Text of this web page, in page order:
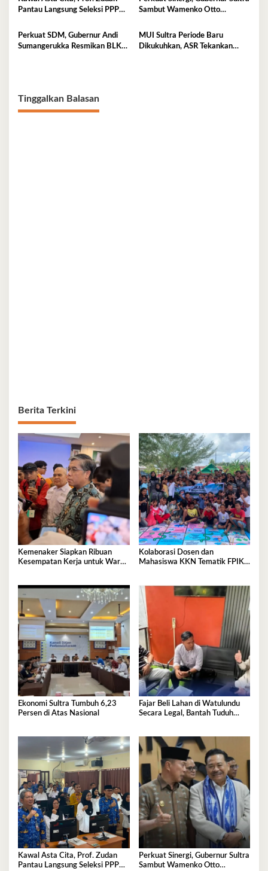
Pantau Langsung Seleksi PPPK
Sambut Wamenko Otto
Perkuat SDM, Gubernur Andi
Sumangerukka Resmikan BLK
MUI Sultra Periode Baru
Dikukuhkan, ASR Tekankan
Tinggalkan Balasan
Berita Terkini
Kemenaker Siapkan Ribuan
Kesempatan Kerja untuk Warga
Kolaborasi Dosen dan
Mahasiswa KKN Tematik FPIK
anak di Kelurahan Lapulu
Ekonomi Sultra Tumbuh 6,23
Persen di Atas Nasional
Fajar Beli Lahan di Watulundu
Secara Legal, Bantah Tuduh
Kawal Asta Cita, Prof. Zudan
Pantau Langsung Seleksi PPPK
Perkuat Sinergi, Gubernur Sultra
Sambut Wamenko Otto